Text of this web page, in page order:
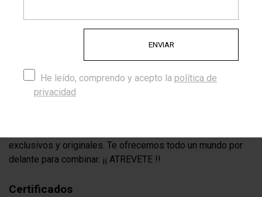
a día, con diseños que realzan tu estilo.
Porque cada artículo se mueve contigo, moderno, versátil e
innegablemente CS (CordonStyle®)
Encanto atemporal, creado para impresionar hecho para
exclusivos y originales. Te ofrecemos todo un mundo por
delante para combinar. ¡¡ ATREVETE !!
Certificados
He leído, comprendo y acepto la política de
privacidad